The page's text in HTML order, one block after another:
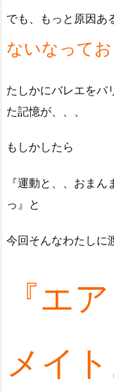
でも、もっと原因あ
ないなって
たしかにバレエをバ
た記憶が、、、
もしかしたら
『運動と、、おま
っ』と
今回そんなわたしに
『エ
メイト